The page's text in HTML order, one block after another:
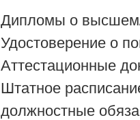
Дипломы о
Удостоверение о
Аттестационные
Штатное
должностные